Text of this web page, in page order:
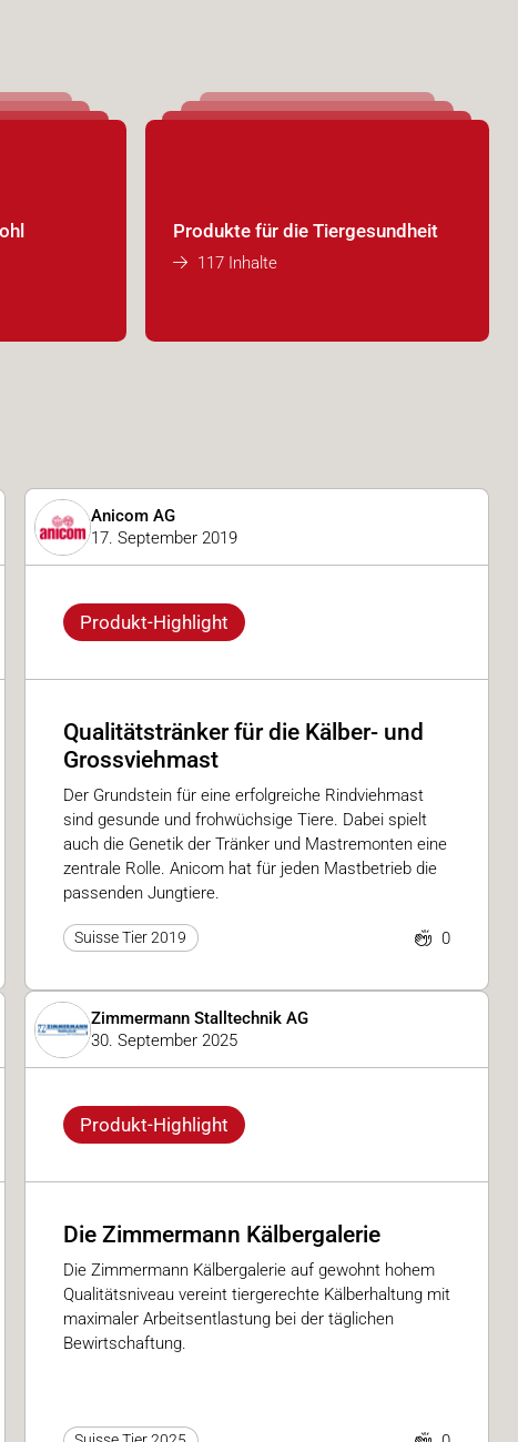
Produkte für die Tiergesundheit
117 Inhalte
Anicom AG
17. September 2019
Produkt-Highlight
Qualitätstränker für die Kälber- und
Grossviehmast
Der Grundstein für eine erfolgreiche Rindviehmast
sind gesunde und frohwüchsige Tiere. Dabei spielt
auch die Genetik der Tränker und Mastremonten eine
zentrale Rolle. Anicom hat für jeden Mastbetrieb die
passenden Jungtiere.
Suisse Tier 2019 0
Zimmermann Stalltechnik AG
30. September 2025
Produkt-Highlight
Die Zimmermann Kälbergalerie
Die Zimmermann Kälbergalerie auf gewohnt hohem
Qualitätsniveau vereint tiergerechte Kälberhaltung mit
maximaler Arbeitsentlastung bei der täglichen
Bewirtschaftung.